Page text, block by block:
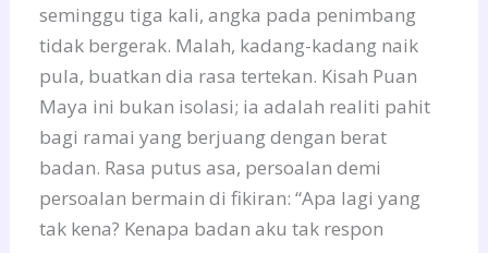
seminggu tiga kali, angka pada penimbang
tidak bergerak. Malah, kadang-kadang naik
pula, buatkan dia rasa tertekan. Kisah Puan
Maya ini bukan isolasi; ia adalah realiti pahit
bagi ramai yang berjuang dengan berat
badan. Rasa putus asa, persoalan demi
persoalan bermain di fikiran: “Apa lagi yang
tak kena? Kenapa badan aku tak respon